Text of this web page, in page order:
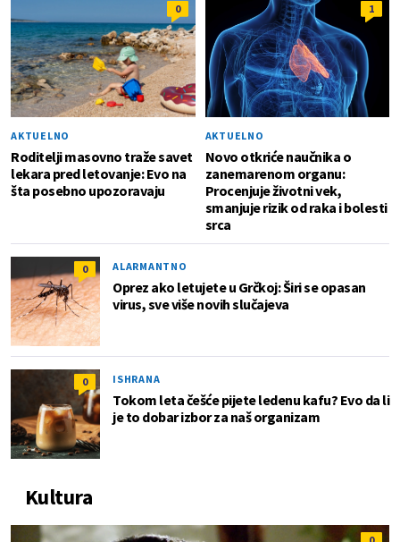
0
AKTUELNO
Roditelji masovno traže savet
lekara pred letovanje: Evo na
šta posebno upozoravaju
1
AKTUELNO
Novo otkriće naučnika o
zanemarenom organu:
Procenjuje životni vek,
smanjuje rizik od raka i bolesti
srca
0 ALARMANTNO
Oprez ako letujete u Grčkoj: Širi se opasan
virus, sve više novih slučajeva
0 ISHRANA
Tokom leta češće pijete ledenu kafu? Evo da li
je to dobar izbor za naš organizam
Kultura